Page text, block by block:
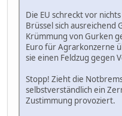
Die EU schreckt vor
Brüssel sich
Krümmung von Gurken
Euro für Agrarkonzerne
sie einen Feldzug gegen
Stopp! Zieht die
selbstverständlich ein
Zustimmung provoziert.